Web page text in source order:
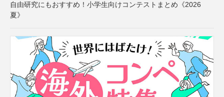
自由研究にもおすすめ！小学生向けコンテストまとめ《2026
夏》